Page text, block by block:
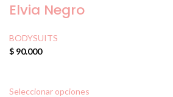
Elvia Negro
BODYSUITS
$ 90.000
Seleccionar opciones